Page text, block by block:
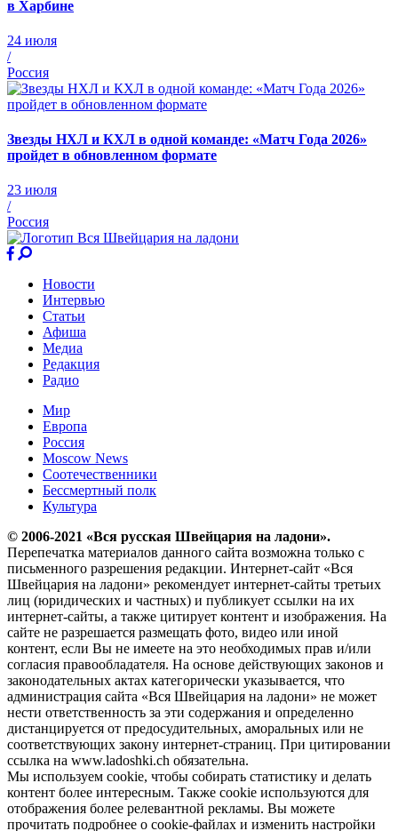
в Харбине
24 июля
/
Россия
Звезды НХЛ и КХЛ в одной команде: «Матч Года 2026»
пройдет в обновленном формате
23 июля
/
Россия
Новости
Интервью
Статьи
Афиша
Медиа
Редакция
Радио
Мир
Европа
Россия
Moscow News
Соотечественники
Бессмертный полк
Культура
© 2006-2021 «Вся русская Швейцария на ладони».
Перепечатка материалов данного сайта возможна только с
письменного разрешения редакции. Интернет-сайт «Вся
Швейцария на ладони» рекомендует интернет-сайты третьих
лиц (юридических и частных) и публикует ссылки на их
интернет-сайты, а также цитирует контент и изображения. На
сайте не разрешается размещать фото, видео или иной
контент, если Вы не имеете на это необходимых прав и/или
согласия правообладателя. На основе действующих законов и
законодательных актах категорически указывается, что
администрация сайта «Вся Швейцария на ладони» не может
нести ответственность за эти содержания и определенно
дистанцируется от предосудительных, аморальных или не
соответствующих закону интернет-страниц. При цитировании
ссылка на www.ladoshki.ch обязательна.
Мы используем cookie, чтобы собирать статистику и делать
контент более интересным. Также cookie используются для
отображения более релевантной рекламы. Вы можете
прочитать подробнее о cookie-файлах и изменить настройки